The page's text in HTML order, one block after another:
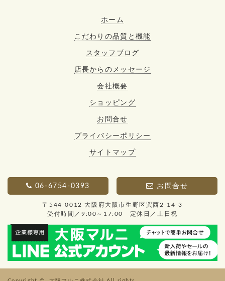
ホーム
こだわりの品質と機能
スタッフブログ
店長からのメッセージ
会社概要
ショッピング
お問合せ
プライバシーポリシー
サイトマップ
06-6754-0393 お問合せ
〒544-0012 大阪府大阪市生野区巽西2-14-3
受付時間／9:00～17:00 定休日／土日祝